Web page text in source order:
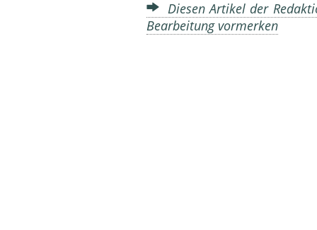
Diesen Artikel der
Bearbeitung vormerken